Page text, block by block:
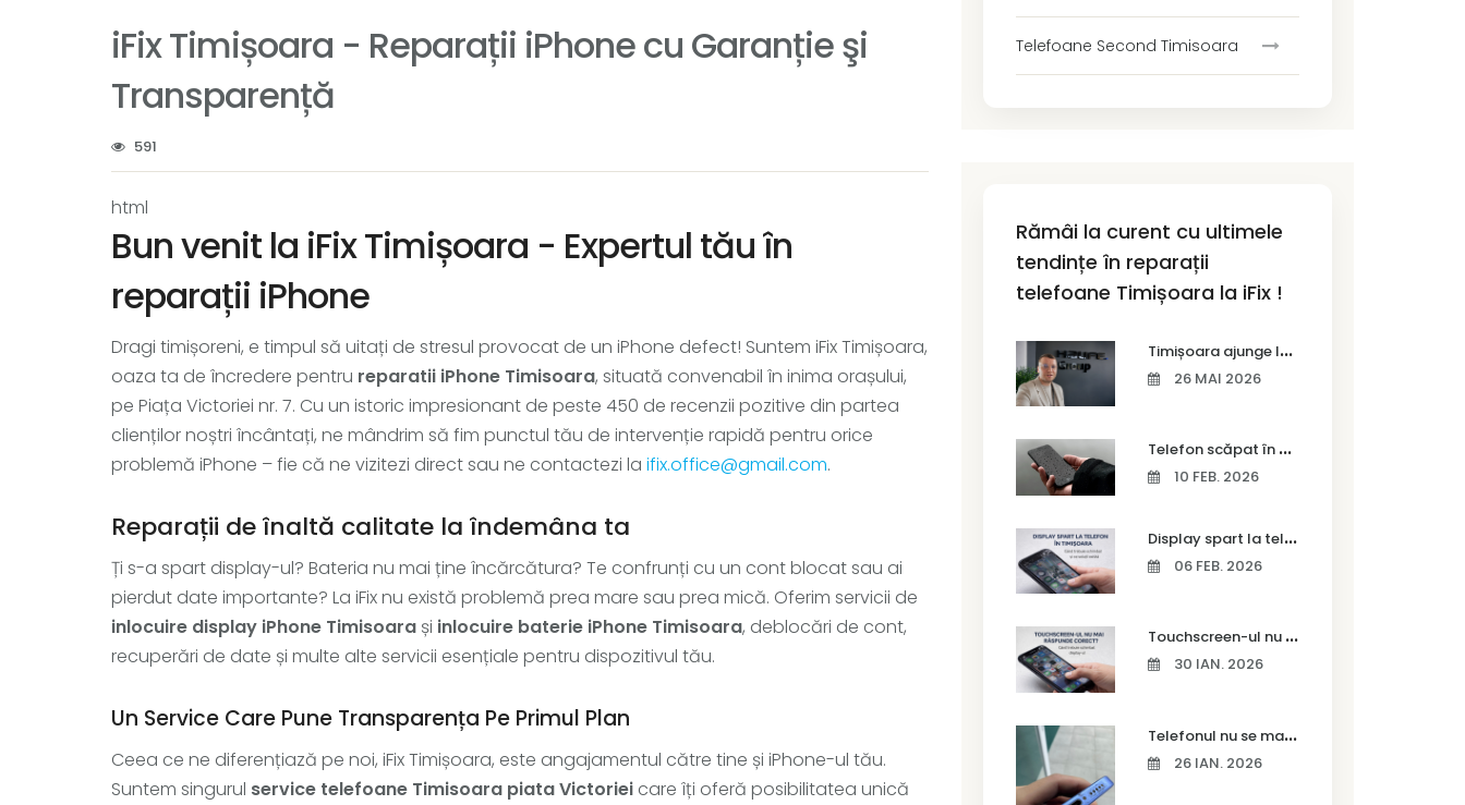
iFix Timișoara - Reparații iPhone cu Garanție şi
Transparență
591
html
Bun venit la iFix Timișoara - Expertul tău în
reparații iPhone
Dragi timișoreni, e timpul să uitați de stresul provocat de un iPhone defect! Suntem iFix Timișoara,
oaza ta de încredere pentru reparatii iPhone Timisoara, situată convenabil în inima orașului,
pe Piața Victoriei nr. 7. Cu un istoric impresionant de peste 450 de recenzii pozitive din partea
clienților noștri încântați, ne mândrim să fim punctul tău de intervenție rapidă pentru orice
problemă iPhone – fie că ne vizitezi direct sau ne contactezi la ifix.office@gmail.com.
Reparații de înaltă calitate la îndemâna ta
Ți s-a spart display-ul? Bateria nu mai ține încărcătura? Te confrunți cu un cont blocat sau ai
pierdut date importante? La iFix nu există problemă prea mare sau prea mică. Oferim servicii de
inlocuire display iPhone Timisoara și inlocuire baterie iPhone Timisoara, deblocări de cont,
recuperări de date și multe alte servicii esențiale pentru dispozitivul tău.
Un Service Care Pune Transparența Pe Primul Plan
Ceea ce ne diferențiază pe noi, iFix Timișoara, este angajamentul către tine și iPhone-ul tău.
Suntem singurul service telefoane Timisoara piata Victoriei care îți oferă posibilitatea unică
Telefoane Second Timisoara
Rămâi la curent cu ultimele
tendințe în reparații
telefoane Timișoara la iFix !
T
imișoara ajunge la Vodafone Business Bootcamp prin Marius Cermian de la Armour România
26 MAI 2026
T
elefon scăpat în apă – ce trebuie să faci imediat și ce greșeli să eviți
10 FEB. 2026
D
isplay spart la telefon în Timișoara
06 FEB. 2026
T
ouchscreen-ul nu mai răspunde corect? Când trebuie schimbat display-ul
30 IAN. 2026
T
elefonul nu se mai încarcă corect? Cauze frecvente și soluții la service în Timișoara
26 IAN. 2026